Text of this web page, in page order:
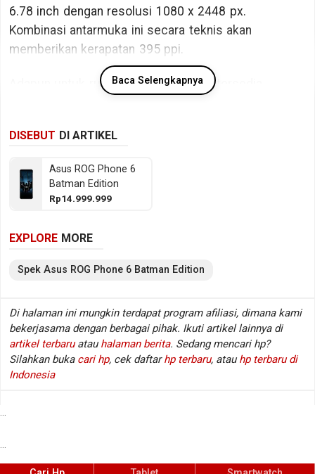
6.78 inch dengan resolusi 1080 x 2448 px.
Kombinasi antarmuka ini secara teknis akan
memberikan kerapatan 395 ppi.
Adapun untuk ruang penyimpan data, tersedia
Bicara kinerja, Asus ROG Phone 6 Batman Edition
1 SM8450/ MediaTek Dimansity 9000+ dengan
memori RAM sebesar 12 GB RAM. Sedangkan pada
dan kamera depan Single lens, sementara baterainya
Berikut beberapa spesifikasi kunci Asus ROG Phone
Spesifikasi Asus ROG Phone 6 Batman Edition
Jaringan:GSM / CDMA / HSDPA / LTE / 5G
Baca Selengkapnya
DISEBUT DI ARTIKEL
Asus ROG Phone 6
Batman Edition
Rp14.999.999
EXPLORE MORE
Spek Asus ROG Phone 6 Batman Edition
Di halaman ini mungkin terdapat program afiliasi, dimana kami
bekerjasama dengan berbagai pihak. Ikuti artikel lainnya di
artikel terbaru atau halaman berita. Sedang mencari hp?
Silahkan buka cari hp, cek daftar hp terbaru, atau hp terbaru di
Indonesia